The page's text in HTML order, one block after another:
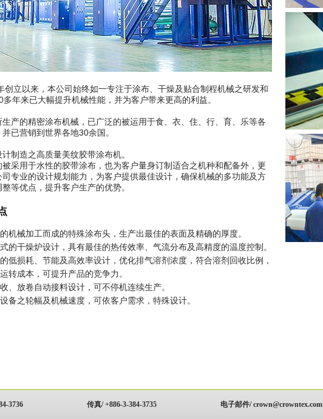
创立以来，本公司始终如一专注于涂布、干燥及贴合制程机械之研发和
多年来已大幅提升机械性能，并为客户带来更高的利益。
生产的精密涂布机械，已广泛的被运用于食、衣、住、行、育、乐等各
已营销到世界各地30余国。
制造之高质量美纹胶带涂布机。
被采用于水性的胶带涂布，也为客户量身订制适合之机种和配备外，更
司专业的设计规划能力，为客户提供最佳设计，确保机械的多功能及方
等优点，提升客户生产的优势。
机械加工而成的特殊涂布头，生产出最佳的表面及精确的厚度。
的干燥炉设计，具有最佳的热传效率、气流分布及高精度的温度控制。
低损耗、节能及高效率设计，优化排气溶剂浓度，符合溶剂回收比例，
转成本，可提升产品的竞争力。
、放卷自动接料设计，可不停机连续生产。
备之轮幅及机械速度，可依客户需求，特殊设计。
3736 传真/ +886-3-384-3735 电子邮件/ crown@crowntex.com